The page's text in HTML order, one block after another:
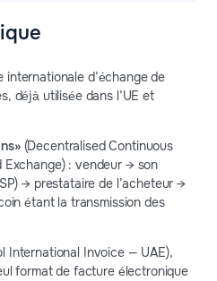
internationale d’échange de
déjà utilisée dans l’UE et
(Decentralised Continuous
: vendeur → son
→ prestataire de l’acheteur →
étant la transmission des
International Invoice — UAE),
format de facture électronique